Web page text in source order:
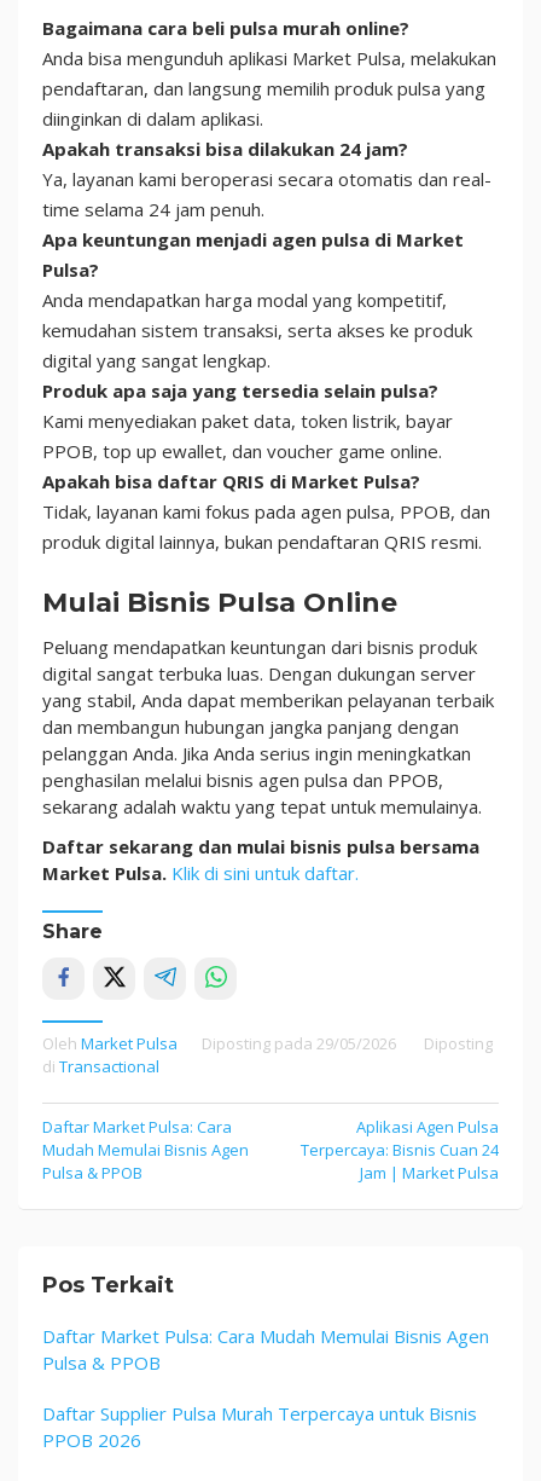
Bagaimana cara beli pulsa murah online?
Anda bisa mengunduh aplikasi Market Pulsa, melakukan
pendaftaran, dan langsung memilih produk pulsa yang
diinginkan di dalam aplikasi.
Apakah transaksi bisa dilakukan 24 jam?
Ya, layanan kami beroperasi secara otomatis dan real-
time selama 24 jam penuh.
Apa keuntungan menjadi agen pulsa di Market
Pulsa?
Anda mendapatkan harga modal yang kompetitif,
kemudahan sistem transaksi, serta akses ke produk
digital yang sangat lengkap.
Produk apa saja yang tersedia selain pulsa?
Kami menyediakan paket data, token listrik, bayar
PPOB, top up ewallet, dan voucher game online.
Apakah bisa daftar QRIS di Market Pulsa?
Tidak, layanan kami fokus pada agen pulsa, PPOB, dan
produk digital lainnya, bukan pendaftaran QRIS resmi.
Mulai Bisnis Pulsa Online
Peluang mendapatkan keuntungan dari bisnis produk
digital sangat terbuka luas. Dengan dukungan server
yang stabil, Anda dapat memberikan pelayanan terbaik
dan membangun hubungan jangka panjang dengan
pelanggan Anda. Jika Anda serius ingin meningkatkan
penghasilan melalui bisnis agen pulsa dan PPOB,
sekarang adalah waktu yang tepat untuk memulainya.
Daftar sekarang dan mulai bisnis pulsa bersama
Market Pulsa. Klik di sini untuk daftar.
Share
Oleh Market Pulsa Diposting pada 29/05/2026
Diposting
di Transactional
Navigasi
pos
Daftar Market Pulsa: Cara
Mudah Memulai Bisnis Agen
Pulsa & PPOB
Aplikasi Agen Pulsa
Terpercaya: Bisnis Cuan 24
Jam | Market Pulsa
Pos Terkait
Daftar Market Pulsa: Cara Mudah Memulai Bisnis Agen
Pulsa & PPOB
Daftar Supplier Pulsa Murah Terpercaya untuk Bisnis
PPOB 2026